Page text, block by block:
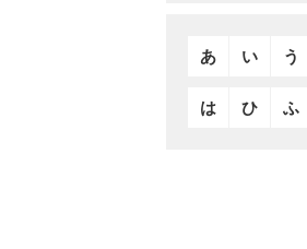
あ い う
は ひ ふ